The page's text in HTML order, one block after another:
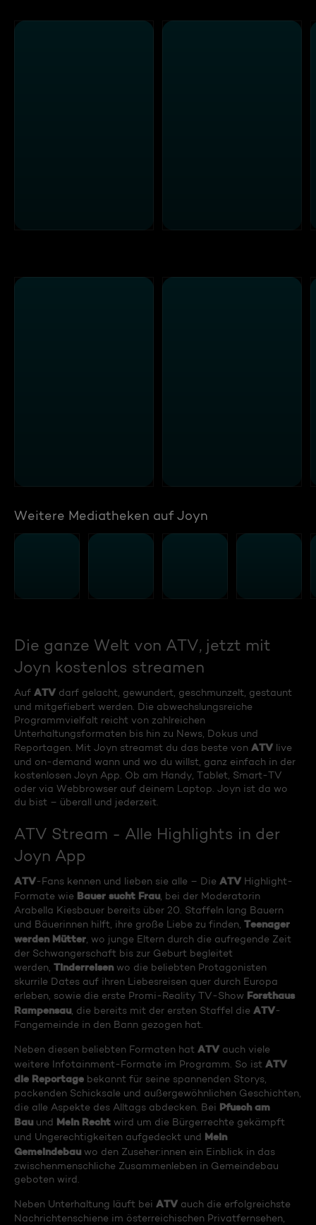
Weitere Mediatheken auf Joyn
Die ganze Welt von ATV, jetzt mit
Joyn kostenlos streamen
Auf ATV darf gelacht, gewundert, geschmunzelt, gestaunt
und mitgefiebert werden. Die abwechslungsreiche
Programmvielfalt reicht von zahlreichen
Unterhaltungsformaten bis hin zu News, Dokus und
Reportagen. Mit Joyn streamst du das beste von ATV live
und on-demand wann und wo du willst, ganz einfach in der
kostenlosen Joyn App. Ob am Handy, Tablet, Smart-TV
oder via Webbrowser auf deinem Laptop. Joyn ist da wo
du bist – überall und jederzeit.
ATV Stream - Alle Highlights in der
Joyn App
ATV-Fans kennen und lieben sie alle – Die ATV Highlight-
Formate wie Bauer sucht Frau , bei der Moderatorin
Arabella Kiesbauer bereits über 20. Staffeln lang Bauern
und Bäuerinnen hilft, ihre große Liebe zu finden, Teenager
werden Mütter , wo junge Eltern durch die aufregende Zeit
der Schwangerschaft bis zur Geburt begleitet
werden, Tinderreisenwo die beliebten Protagonisten
skurrile Dates auf ihren Liebesreisen quer durch Europa
erleben, sowie die erste Promi-Reality TV-Show Forsthaus
Rampensau , die bereits mit der ersten Staffel die ATV-
Fangemeinde in den Bann gezogen hat.
Neben diesen beliebten Formaten hat ATV auch viele
weitere Infotainment-Formate im Programm. So ist ATV
die Reportage bekannt für seine spannenden Storys,
packenden Schicksale und außergewöhnlichen Geschichten,
die alle Aspekte des Alltags abdecken. Bei Pfusch am
Bau und Mein Recht wird um die Bürgerrechte gekämpft
und Ungerechtigkeiten aufgedeckt und Mein
Gemeindebau wo den Zuseher:innen ein Einblick in das
zwischenmenschliche Zusammenleben in Gemeindebau
geboten wird.
Neben Unterhaltung läuft bei ATV auch die erfolgreichste
Nachrichtenschiene im österreichischen Privatfernsehen,